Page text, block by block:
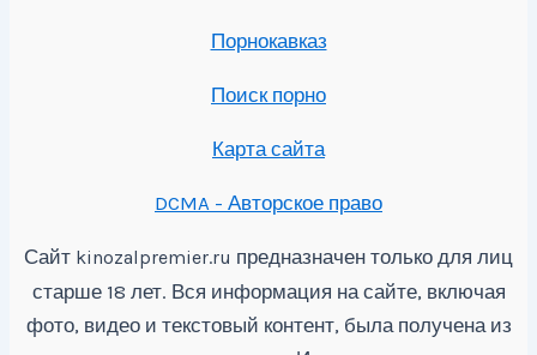
Порнокавказ
Поиск порно
Карта сайта
DCMA - Авторское право
Сайт kinozalpremier.ru предназначен только для лиц
старше 18 лет. Вся информация на сайте, включая
фото, видео и текстовый контент, была получена из